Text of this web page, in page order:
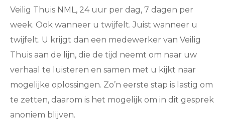
Veilig Thuis NML, 24 uur per dag, 7 dagen per
week. Ook wanneer u twijfelt. Juist wanneer u
twijfelt. U krijgt dan een medewerker van Veilig
Thuis aan de lijn, die de tijd neemt om naar uw
verhaal te luisteren en samen met u kijkt naar
mogelijke oplossingen. Zo’n eerste stap is lastig om
te zetten, daarom is het mogelijk om in dit gesprek
anoniem blijven.